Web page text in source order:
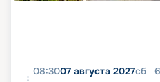
08:3007 августа 2027сб 6